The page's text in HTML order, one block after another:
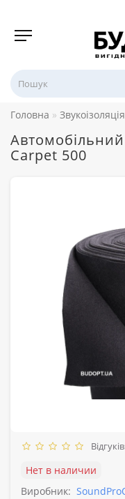
Головна Звукоізоляція
Carpet 500
Нет в наличии
Виробник: